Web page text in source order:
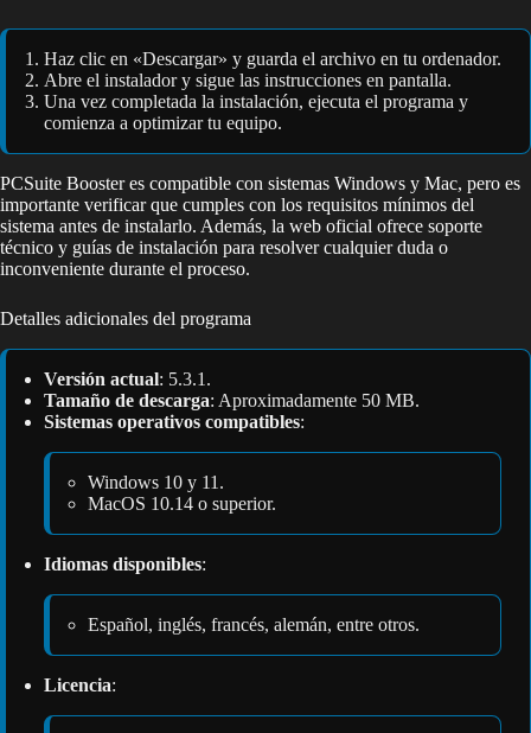
Haz clic en «Descargar» y guarda el archivo en tu ordenador.
Abre el instalador y sigue las instrucciones en pantalla.
Una vez completada la instalación, ejecuta el programa y
comienza a optimizar tu equipo.
PCSuite Booster es compatible con sistemas Windows y Mac, pero es
importante verificar que cumples con los requisitos mínimos del
sistema antes de instalarlo. Además, la web oficial ofrece soporte
técnico y guías de instalación para resolver cualquier duda o
inconveniente durante el proceso.
Detalles adicionales del programa
Versión actual: 5.3.1.
Tamaño de descarga: Aproximadamente 50 MB.
Sistemas operativos compatibles:
Windows 10 y 11.
MacOS 10.14 o superior.
Idiomas disponibles:
Español, inglés, francés, alemán, entre otros.
Licencia: